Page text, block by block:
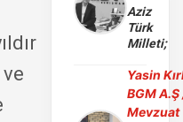
Aziz
Türk
Milleti;
Yasin
BGM A.Ş
Mevzuat